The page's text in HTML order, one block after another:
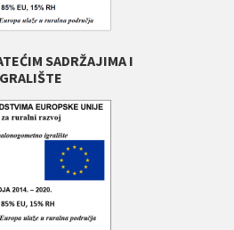
SADRŽAJIMA I